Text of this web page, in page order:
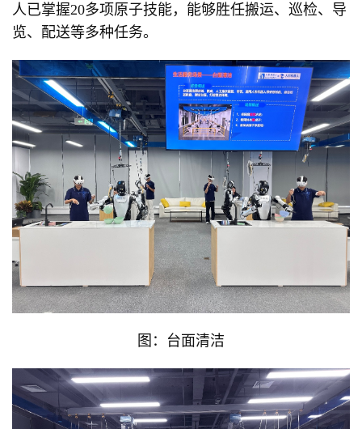
人已掌握20多项原子技能，能够胜任搬运、巡检、导
览、配送等多种任务。
图：台面清洁